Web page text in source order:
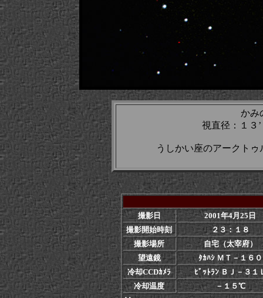
かみ
視直径：１
うしかい座のアークト
撮影日
2001年4月25日
撮影開始時刻
２３：１８
撮影場所
自宅（太宰府）
望遠鏡
ﾀｶﾊｼ ＭＴ－１６０
冷却CCDｶﾒﾗ
ﾋﾞｯﾄﾗﾝ ＢＪ－３１
冷却温度
－１５℃